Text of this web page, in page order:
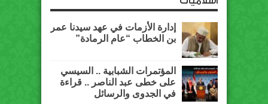
إدارة الأزمات في عهد سيدنا عمر
بن الخطاب “عام الرمادة”
المؤتمرات الشبابية .. السيسي
على خطى عبد الناصر .. قراءة
في الجدوى والرسائل